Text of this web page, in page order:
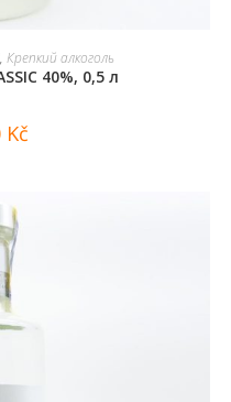
, Крепкий алкоголь
40%, 0,5 л
Kč